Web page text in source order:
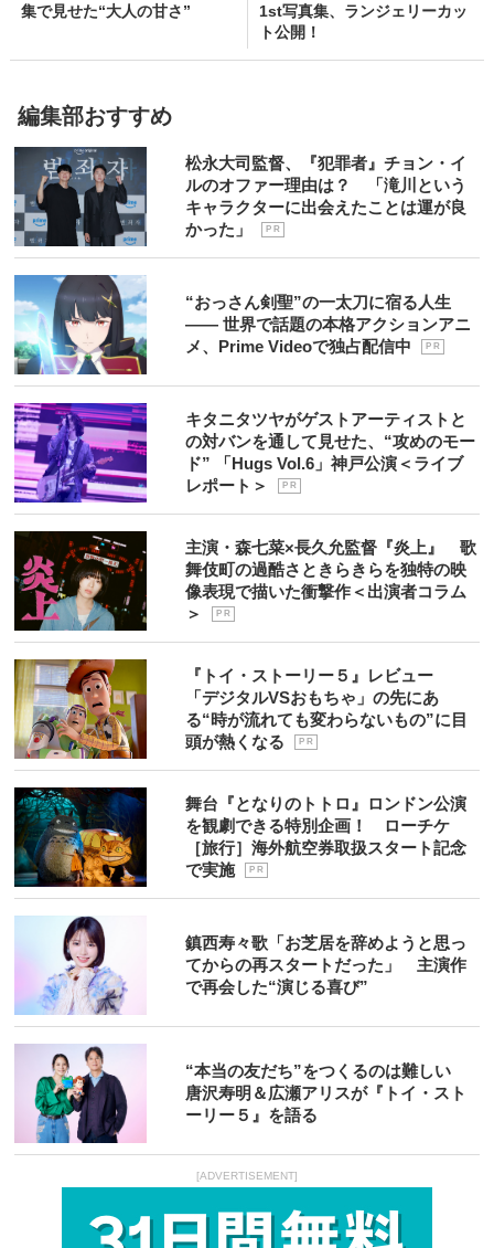
集で見せた“大人の甘さ”
1st写真集、ランジェリーカッ
ト公開！
編集部おすすめ
松永大司監督、『犯罪者』チョン・イ
ルのオファー理由は？ 「滝川という
キャラクターに出会えたことは運が良
かった」
P R
“おっさん剣聖”の一太刀に宿る人生
―― 世界で話題の本格アクションアニ
メ、Prime Videoで独占配信中
P R
キタニタツヤがゲストアーティストと
の対バンを通して見せた、“攻めのモー
ド” 「Hugs Vol.6」神戸公演＜ライブ
レポート＞
P R
主演・森七菜×長久允監督『炎上』 歌
舞伎町の過酷さときらきらを独特の映
像表現で描いた衝撃作＜出演者コラム
＞
P R
『トイ・ストーリー５』レビュー
「デジタルVSおもちゃ」の先にあ
る“時が流れても変わらないもの”に目
頭が熱くなる
P R
舞台『となりのトトロ』ロンドン公演
を観劇できる特別企画！ ローチケ
［旅行］海外航空券取扱スタート記念
で実施
P R
鎮西寿々歌「お芝居を辞めようと思っ
てからの再スタートだった」 主演作
で再会した“演じる喜び”
“本当の友だち”をつくるのは難しい
唐沢寿明＆広瀬アリスが『トイ・スト
ーリー５』を語る
[ADVERTISEMENT]